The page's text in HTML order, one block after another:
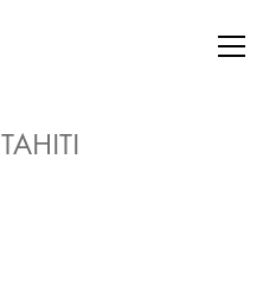
TAHITI